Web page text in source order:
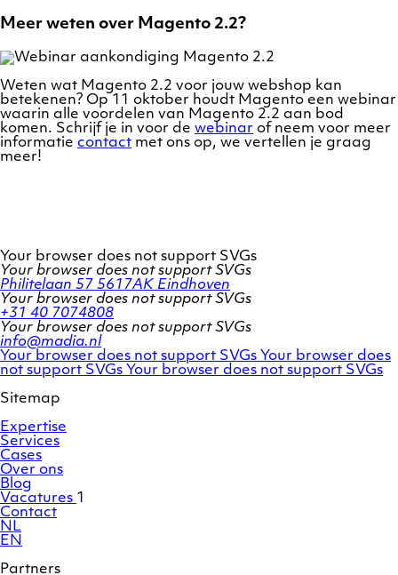
Meer weten over Magento 2.2?
Weten wat Magento 2.2 voor jouw webshop kan
betekenen? Op 11 oktober houdt Magento een webinar
waarin alle voordelen van Magento 2.2 aan bod
komen. Schrijf je in voor de webinar of neem voor meer
informatie contact met ons op, we vertellen je graag
meer!
Your browser does not support SVGs
Your browser does not support SVGs
Philitelaan 57 5617AK Eindhoven
Your browser does not support SVGs
+31 40 7074808
Your browser does not support SVGs
info@madia.nl
Twitter
account
Your browser does not support SVGs LinkedIn
profile
Your browser does
not support SVGs Facebook
Your browser does not support SVGs
Sitemap
Expertise
Services
Cases
Over ons
Blog
Vacatures 1
Contact
NL
EN
Partners